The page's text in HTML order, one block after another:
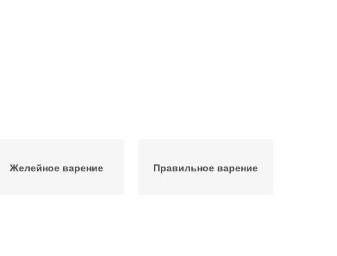
Желейное варение Правильное варение